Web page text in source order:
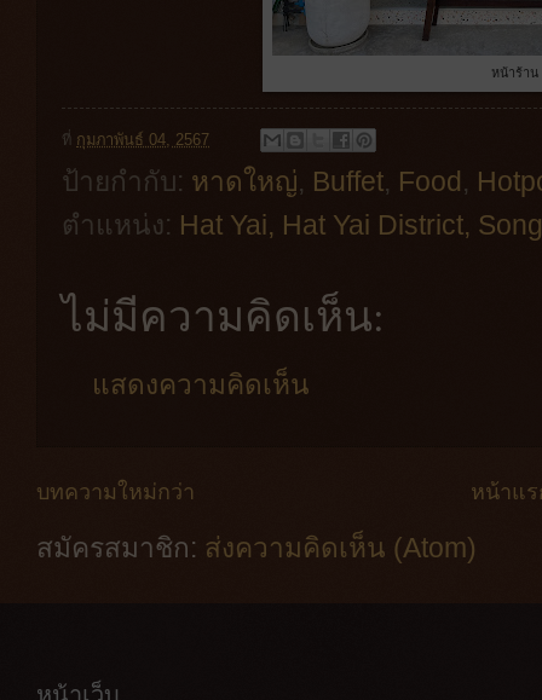
หน้าร้าน
ที่ กุมภาพันธ์ 04, 2567
ป้ายกำกับ: หาดใหญ่, Buffet, Food ,
ตำแหน่ง: Hat Yai, Hat Yai District,
ไม่มีความคิดเห็น:
แสดงความคิดเห็น
บทความใหม่กว่า หน้าแร
สมัครสมาชิก: ส่งความคิดเห็น (Atom)